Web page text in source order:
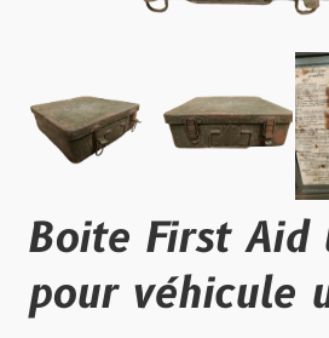
Boite First Aid
pour véhicule